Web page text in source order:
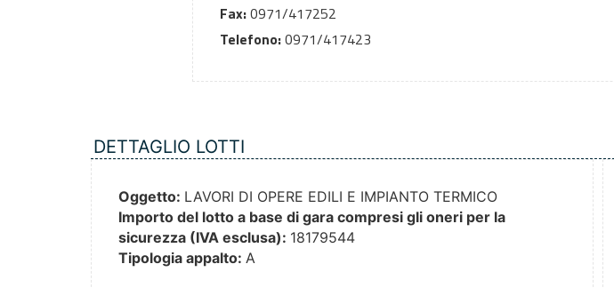
Fax:0971/417252
Telefono:0971/417423
DETTAGLIO LOTTI
Oggetto: LAVORI DI OPERE EDILI E IMPIANTO TERMICO
Importo del lotto a base di gara compresi gli oneri per la
sicurezza (IVA esclusa): 18179544
Tipologia appalto: A